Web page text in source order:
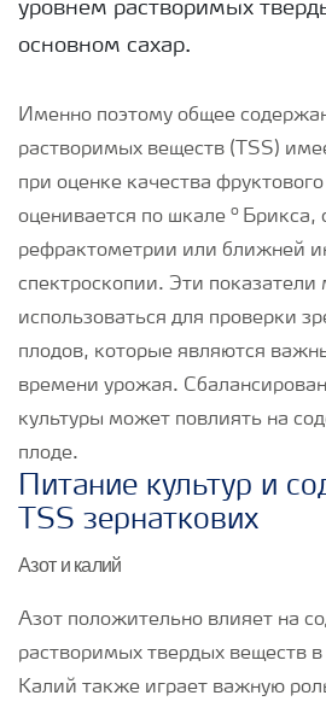
уровнем растворимых
основном сахар.
Именно поэтому общее
растворимых веществ (TSS)
при оценке качества
оценивается по шкале o Брикса,
рефрактометрии или ближней
спектроскопии. Эти показатели
использоваться для проверки
плодов, которые являются
времени урожая.
культуры может повлиять на
плоде.
Питание культур и
TSS зернаткових
Азот и калий
Азот положительно влияет на
растворимых твердых веществ в
Калий также играет важную